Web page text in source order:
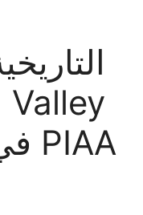
View في بطولة PIAA